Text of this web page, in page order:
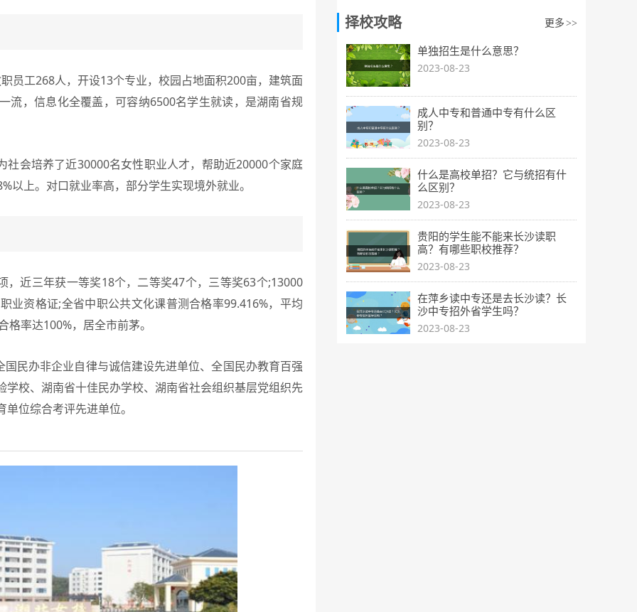
工268人，开设13个专业，校园占地面积200亩，建筑面
流，信息化全覆盖，可容纳6500名学生就读，是湖南省规
会培养了近30000名女性职业人才，帮助近20000个家庭
以上。对口就业率高，部分学生实现境外就业。
三年获一等奖18个，二等奖47个，三等奖63个;13000
业资格证;全省中职公共文化课普测合格率99.416%，平均
率达100%，居全市前茅。
国民办非企业自律与诚信建设先进单位、全国民办教育百强
校、湖南省十佳民办学校、湖南省社会组织基层党组织先
位综合考评先进单位。
择校攻略 更多 >>
单独招生是什么意思？
2023-08-23
成人中专和普通中专有什么区
别？
2023-08-23
什么是高校单招？它与统招有什
么区别？
2023-08-23
贵阳的学生能不能来长沙读职
高？有哪些职校推荐？
2023-08-23
在萍乡读中专还是去长沙读？长
沙中专招外省学生吗？
2023-08-23